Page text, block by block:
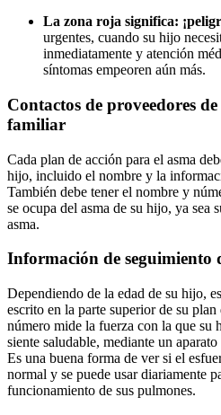
La zona roja significa:
urgentes, cuando su hijo
inmediatamente y atención
síntomas empeoren aún más.
Contactos de proveedores
familiar
Cada plan de acción para el asma
hijo, incluido el nombre y la
También debe tener el nombre y
se ocupa del asma de su hijo, ya sea
asma.
Información de seguimiento
Dependiendo de la edad de su hijo,
escrito en la parte superior de su
número mide la fuerza con la que su
siente saludable, mediante un
Es una buena forma de ver si el
normal y se puede usar diariamente
funcionamiento de sus pulmones.